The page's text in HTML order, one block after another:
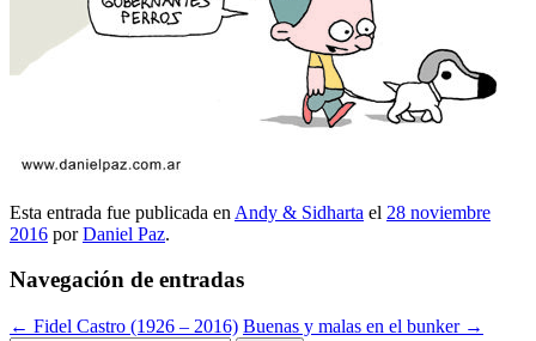
Esta entrada fue publicada en Andy & Sidharta el 28 noviembre
2016 porDaniel Paz.
Navegación de entradas
← Fidel Castro (1926 – 2016) Buenas y malas en el bunker →